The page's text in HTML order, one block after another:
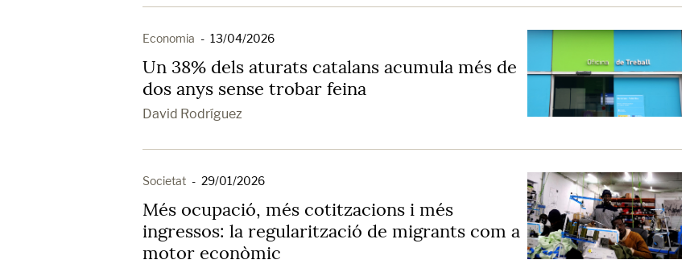
Economia - 13/04/2026
Un 38% dels aturats catalans acumula més de
dos anys sense trobar feina
David Rodríguez
Societat - 29/01/2026
Més ocupació, més cotitzacions i més
ingressos: la regularització de migrants com a
motor econòmic